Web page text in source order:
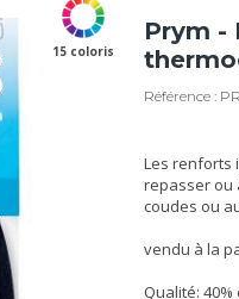
15 coloris
Prym -
Référence :
Les renforts
repasser ou
coudes ou
vendu à la
Qualité: